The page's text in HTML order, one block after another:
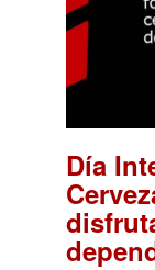
Día